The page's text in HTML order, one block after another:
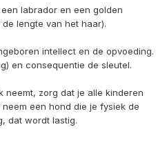
labrador en een golden
lengte van het haar).
intellect en de opvoeding.
en consequentie de sleutel.
neemt, zorg dat je alle kinderen
een hond die je fysiek de
dat wordt lastig.